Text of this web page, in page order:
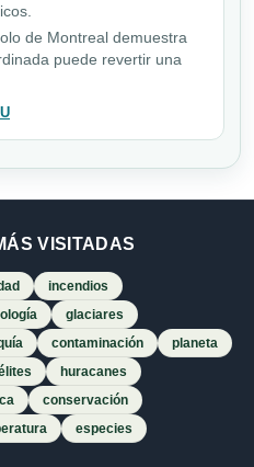
de Montreal demuestra
puede revertir una
VISITADAS
incendios
glaciares
contaminación
planeta
huracanes
conservación
especies